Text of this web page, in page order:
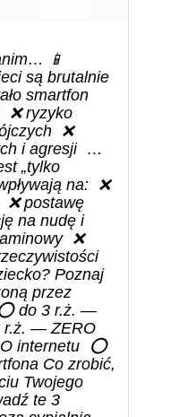
📱
są brutalnie
smartfon
❌ ryzyko
❌
i agresji …
„tylko
na: ❌
postawę
na nudę i
❌
Poznaj
przez
do 3 r.ż. —
r.ż. — ZERO
internetu ⭕
Co zrobić,
Twojego
te 3